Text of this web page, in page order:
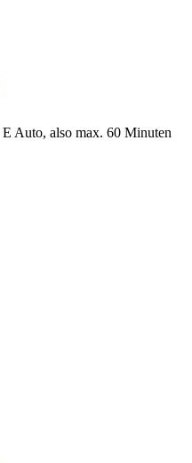
E Auto, also max. 60 Minuten